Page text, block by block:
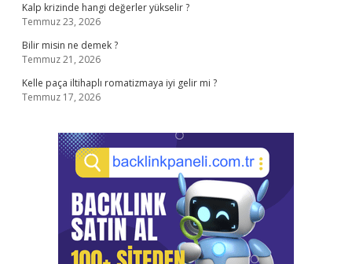
Kalp krizinde hangi değerler yükselir ?
Temmuz 23, 2026
Bilir misin ne demek ?
Temmuz 21, 2026
Kelle paça iltihaplı romatizmaya iyi gelir mi ?
Temmuz 17, 2026